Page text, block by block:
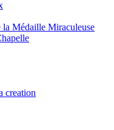
Médaille Miraculeuse
creation